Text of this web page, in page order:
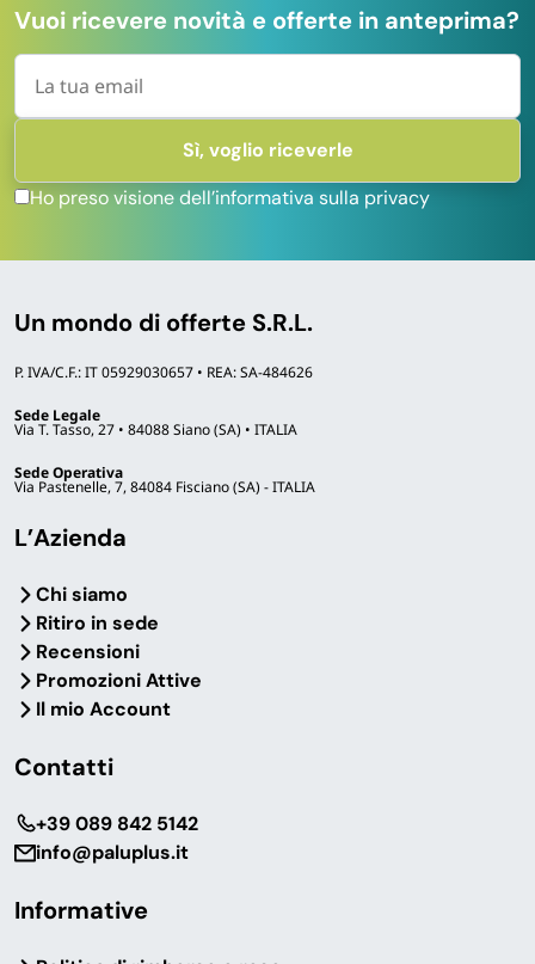
Vuoi ricevere novità e offerte in anteprima?
Ho preso visione dell’informativa sulla privacy
Un mondo di offerte S.R.L.
P. IVA/C.F.: IT 05929030657 • REA: SA-484626
Sede Legale
Via T. Tasso, 27 • 84088 Siano (SA) • ITALIA
Sede Operativa
Via Pastenelle, 7, 84084 Fisciano (SA) - ITALIA
L’Azienda
Chi siamo
Ritiro in sede
Recensioni
Promozioni Attive
Il mio Account
Contatti
‎+39 089 842 5142
info@paluplus.it
Informative